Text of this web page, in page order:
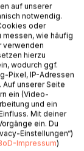
seine
der schwarzen
dort ab,
auf stillen
in den
sie
Und er
auf unserer
notwendig.
oder
messen, wie häufig
verwenden
hierzu
wodurch ggf.
Pixel, IP-Adressen
unserer Seite
ein (Video-
und ein
Mit deiner
ein. Du
Einstellungen“)
Impressum)